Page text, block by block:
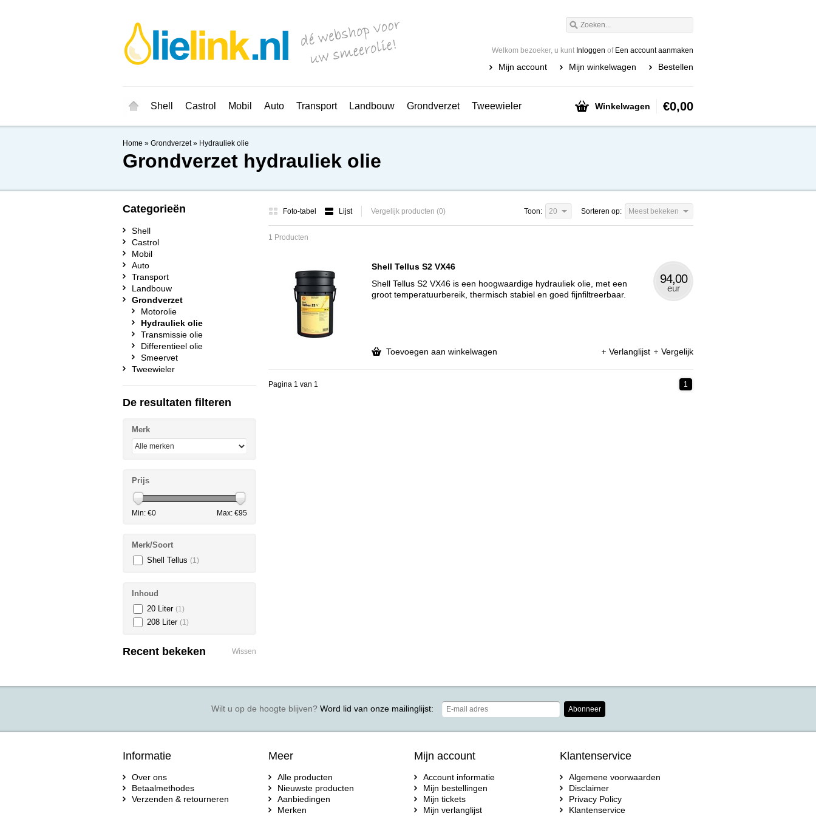
Welkom bezoeker, u kunt Inloggen of Een account aanmaken
Mijn account Mijn winkelwagen Bestellen
Shell Castrol Mobil Auto Transport Landbouw Grondverzet Tweewieler Winkelwagen €0,00
Home » Grondverzet» Hydrauliek olie
Grondverzet hydrauliek olie
Foto-tabel Lijst Vergelijk producten (0) Sorteren op: Meest bekeken
Toon: 20
1 Producten
Shell Tellus S2 VX46
Shell Tellus S2 VX46 is een hoogwaardige hydrauliek olie, met een
groot temperatuurbereik, thermisch stabiel en goed fijnfiltreerbaar.
94,00
eur
Toevoegen aan winkelwagen Verlanglijst Vergelijk
Pagina 1 van 1 1
Categorieën
Shell
Castrol
Mobil
Auto
Transport
Landbouw
Grondverzet
Motorolie
Hydrauliek olie
Transmissie olie
Differentieel olie
Smeervet
Tweewieler
De resultaten filteren
Merk
Prijs
Min: €0 Max: €95
Merk/Soort
Shell Tellus (1)
Inhoud
20 Liter (1)
208 Liter (1)
Recent bekeken Wissen
Wilt u op de hoogte blijven?Word lid van onze mailinglijst: Abonneer
Informatie
Over ons
Betaalmethodes
Verzenden & retourneren
Meer
Alle producten
Nieuwste producten
Aanbiedingen
Merken
Mijn account
Account informatie
Mijn bestellingen
Mijn tickets
Mijn verlanglijst
Klantenservice
Algemene voorwaarden
Disclaimer
Privacy Policy
Klantenservice